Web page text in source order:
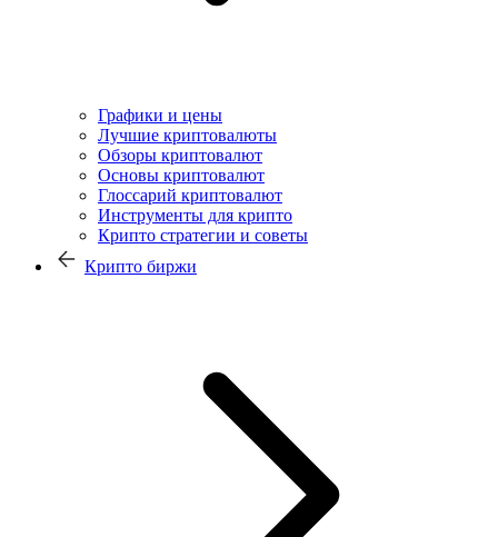
Графики и цены
Лучшие криптовалюты
Обзоры криптовалют
Основы криптовалют
Глоссарий криптовалют
Инструменты для крипто
Крипто стратегии и советы
Крипто биржи